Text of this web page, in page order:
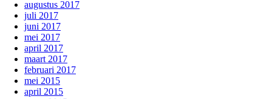
augustus 2017
juli 2017
juni 2017
mei 2017
april 2017
maart 2017
februari 2017
mei 2015
april 2015